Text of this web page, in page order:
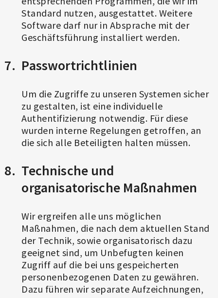
Standard nutzen, ausgestattet. Weitere
Software darf nur in Absprache mit der
Geschäftsführung installiert werden.
Passwortrichtlinien
Um die Zugriffe zu unseren Systemen sicher
zu gestalten, ist eine individuelle
Authentifizierung notwendig. Für diese
wurden interne Regelungen getroffen, an
die sich alle Beteiligten halten müssen.
Technische und
organisatorische Maßnahmen
Wir ergreifen alle uns möglichen
Maßnahmen, die nach dem aktuellen Stand
der Technik, sowie organisatorisch dazu
geeignet sind, um Unbefugten keinen
Zugriff auf die bei uns gespeicherten
personenbezogenen Daten zu gewähren.
Dazu führen wir separate Aufzeichnungen,